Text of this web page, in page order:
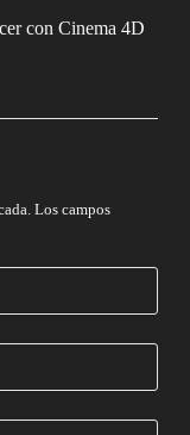
con Cinema 4D
Los campos